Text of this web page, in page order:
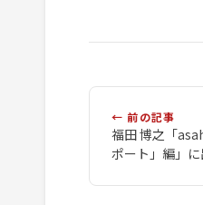
← 前の記事
福田 博之「
ポート」編」